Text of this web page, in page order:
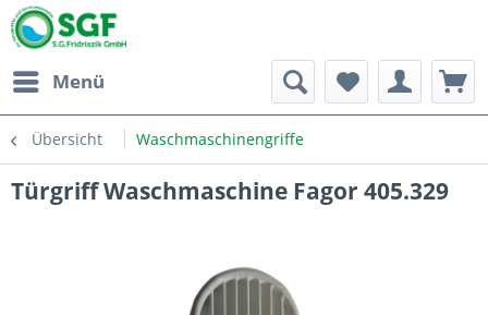
Menü
Übersicht Waschmaschinengriffe
Türgriff Waschmaschine Fagor 405.329